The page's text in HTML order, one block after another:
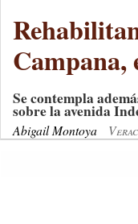
Campana,
Se contempla
sobre la avenida
Abigail Montoya